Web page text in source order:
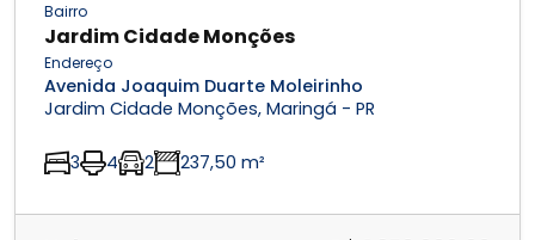
Bairro
Jardim Cidade Monções
Endereço
Avenida Joaquim Duarte Moleirinho
Jardim Cidade Monções, Maringá - PR
3 4 2 237,50 m²